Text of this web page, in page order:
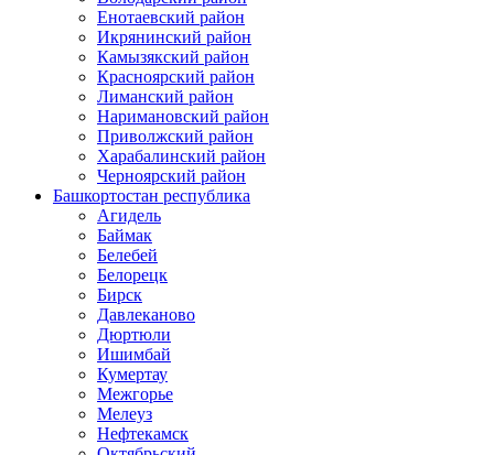
Енотаевский район
Икрянинский район
Камызякский район
Красноярский район
Лиманский район
Наримановский район
Приволжский район
Харабалинский район
Черноярский район
Башкортостан республика
Агидель
Баймак
Белебей
Белорецк
Бирск
Давлеканово
Дюртюли
Ишимбай
Кумертау
Межгорье
Мелеуз
Нефтекамск